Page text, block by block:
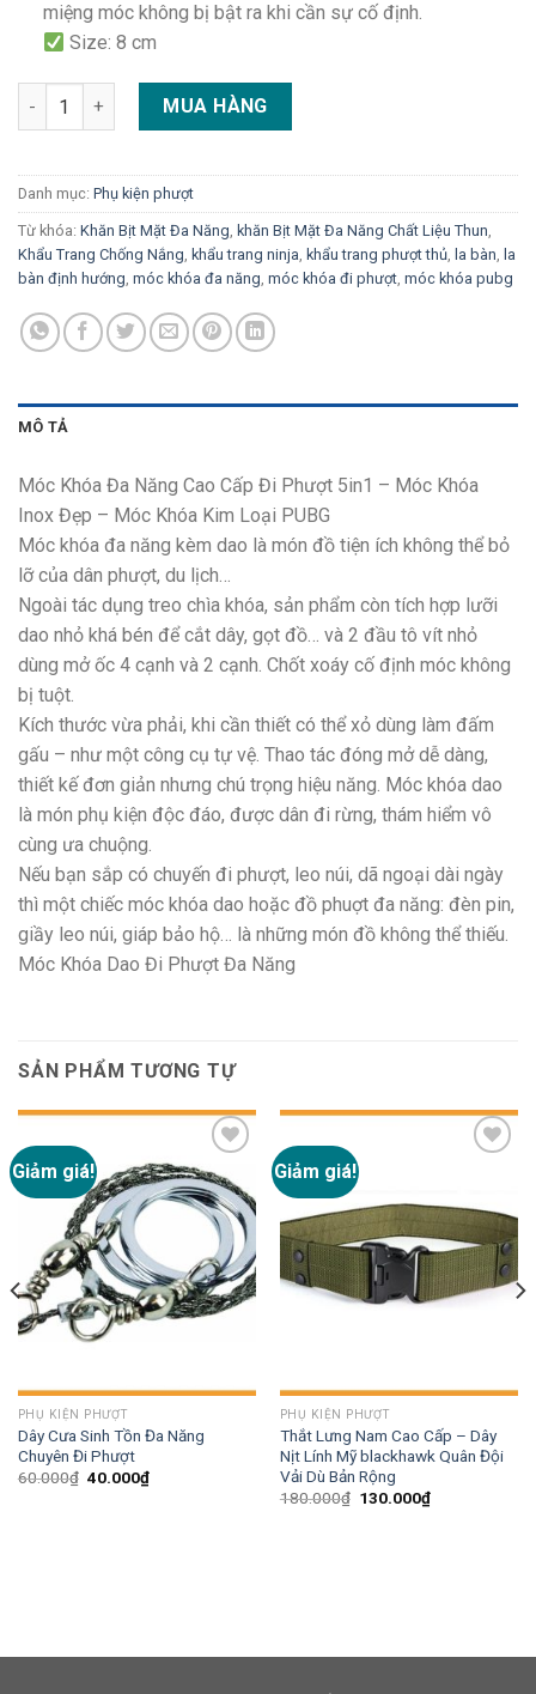
miệng móc không bị bật ra khi cần sự cố định.
Size: 8 cm
Móc Khóa Đa Năng Cao Cấp Đi Phượt 5in1 - Móc Khóa Inox
MUA HÀNG
Danh mục: Phụ kiện phượt
Từ khóa: Khăn Bịt Mặt Đa Năng, khăn Bịt Mặt Đa Năng Chất Liệu Thun,
Khẩu Trang Chống Nắng, khẩu trang ninja, khẩu trang phượt thủ, la bàn, la
bàn định hướng, móc khóa đa năng, móc khóa đi phượt, móc khóa pubg
MÔ TẢ
Móc Khóa Đa Năng Cao Cấp Đi Phượt 5in1 – Móc Khóa
Inox Đẹp – Móc Khóa Kim Loại PUBG
Móc khóa đa năng kèm dao là món đồ tiện ích không thể bỏ
lỡ của dân phượt, du lịch…
Ngoài tác dụng treo chìa khóa, sản phẩm còn tích hợp lưỡi
dao nhỏ khá bén để cắt dây, gọt đồ… và 2 đầu tô vít nhỏ
dùng mở ốc 4 cạnh và 2 cạnh. Chốt xoáy cố định móc không
bị tuột.
Kích thước vừa phải, khi cần thiết có thể xỏ dùng làm đấm
gấu – như một công cụ tự vệ. Thao tác đóng mở dễ dàng,
thiết kế đơn giản nhưng chú trọng hiệu năng. Móc khóa dao
là món phụ kiện độc đáo, được dân đi rừng, thám hiểm vô
cùng ưa chuộng.
Nếu bạn sắp có chuyến đi phượt, leo núi, dã ngoại dài ngày
thì một chiếc móc khóa dao hoặc đồ phuợt đa năng: đèn pin,
giầy leo núi, giáp bảo hộ… là những món đồ không thể thiếu.
Móc Khóa Dao Đi Phượt Đa Năng
SẢN PHẨM TƯƠNG TỰ
Giảm giá!
Add to
wishlist
PHỤ KIỆN PHƯỢT
Dây Cưa Sinh Tồn Đa Năng
Chuyên Đi Phượt
60.000₫ 40.000₫
Giảm giá!
PHỤ KIỆN PHƯỢT
Thắt Lưng Nam Cao Cấp – Dây
Nịt Lính Mỹ blackhawk Quân Đội
Vải Dù Bản Rộng
180.000₫ 130.000₫